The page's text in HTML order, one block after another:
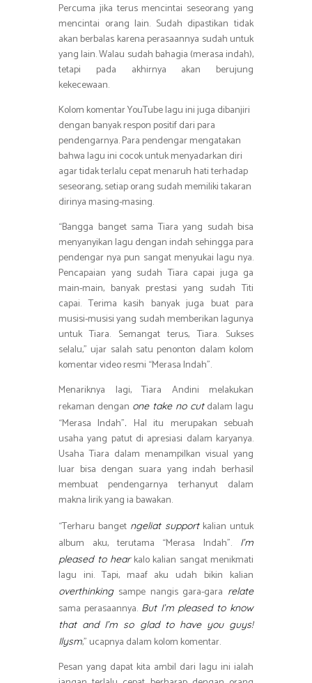
Percuma jika terus mencintai seseorang yang
mencintai orang lain. Sudah dipastikan tidak
akan berbalas karena perasaannya sudah untuk
yang lain. Walau sudah bahagia (merasa indah),
tetapi pada akhirnya akan berujung
kekecewaan.
Kolom komentar YouTube lagu ini juga dibanjiri
dengan banyak respon positif dari para
pendengarnya. Para pendengar mengatakan
bahwa lagu ini cocok untuk menyadarkan diri
agar tidak terlalu cepat menaruh hati terhadap
seseorang, setiap orang sudah memiliki takaran
dirinya masing-masing.
“Bangga banget sama Tiara yang sudah bisa
menyanyikan lagu dengan indah sehingga para
pendengar nya pun sangat menyukai lagu nya.
Pencapaian yang sudah Tiara capai juga ga
main-main, banyak prestasi yang sudah Titi
capai. Terima kasih banyak juga buat para
musisi-musisi yang sudah memberikan lagunya
untuk Tiara. Semangat terus, Tiara. Sukses
selalu,” ujar salah satu penonton dalam kolom
komentar video resmi “Merasa Indah”.
Menariknya lagi, Tiara Andini melakukan
rekaman dengan one take no cutdalam lagu
“Merasa Indah”.
Hal itu merupakan sebuah
usaha yang patut di apresiasi dalam karyanya.
Usaha Tiara dalam menampilkan visual yang
luar bisa dengan suara yang indah berhasil
membuat pendengarnya terhanyut dalam
makna lirik yang ia bawakan.
“Terharu banget ngeliat supportkalian untuk
album aku, terutama “Merasa Indah”.
I’m
pleased to hearkalo kalian sangat menikmati
lagu ini. Tapi, maaf aku udah bikin kalian
overthinkingsampe nangis gara-gara relate
sama perasaannya. But I’m pleased to know
that and I’m so glad to have you guys!
Ilysm,” ucapnya dalam kolom komentar.
Pesan yang dapat kita ambil dari lagu ini ialah